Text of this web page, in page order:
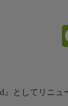
としてリニュ